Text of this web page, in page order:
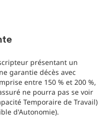
présentant un
garantie décès avec
entre 150 % et 200 %,
ne pourra pas se voir
Temporaire de Travail)
d'Autonomie).